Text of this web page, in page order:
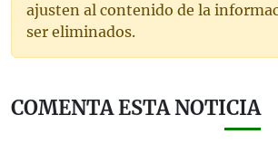
ajusten al contenido de la
ser eliminados.
COMENTA ESTA NOTICIA